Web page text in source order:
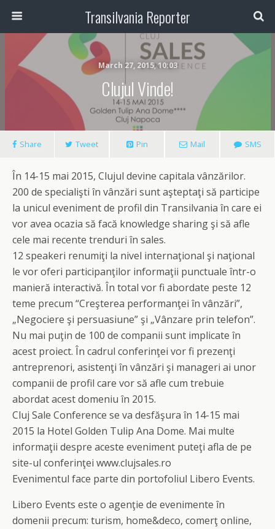
Transilvania Reporter
March 27, 2015, 10:03
Clujul Vinde!
Share Tweet Pin Mail SMS
În 14-15 mai 2015, Clujul devine capitala vânzărilor.
200 de specialişti în vânzări sunt aşteptaţi să participe
la unicul eveniment de profil din Transilvania în care ei
vor avea ocazia să facă knowledge sharing şi să afle
cele mai recente trenduri în sales.
12 speakeri renumiţi la nivel internaţional şi naţional
le vor oferi participanţilor informaţii punctuale într-o
manieră interactivă. În total vor fi abordate peste 12
teme precum “Creşterea performanţei în vânzări”,
„Negociere şi persuasiune” şi „Vânzare prin telefon”.
Nu mai puţin de 100 de companii sunt implicate în
acest proiect. În cadrul conferinţei vor fi prezenţi
antreprenori, asistenţi în vânzări şi manageri ai unor
companii de profil care vor să afle cum trebuie
abordat acest domeniu în 2015.
Cluj Sale Conference se va desfăşura în 14-15 mai
2015 la Hotel Golden Tulip Ana Dome. Mai multe
informaţii despre aceste eveniment puteţi afla de pe
site-ul conferinţei www.clujsales.ro
Evenimentul face parte din portofoliul Libero Events.
Libero Events este o agenţie de evenimente în
domenii precum: turism, home&deco, comerţ online,